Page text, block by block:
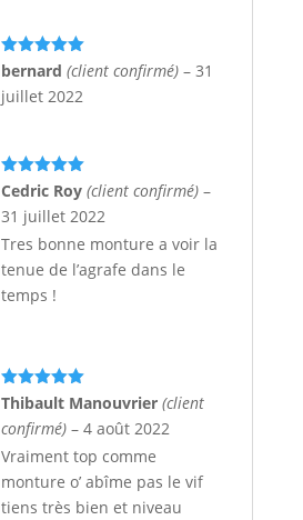
Note5sur
bernard (client confirmé) – 31
juillet 2022
Note5sur
Cedric Roy (client confirmé) –
31 juillet 2022
Tres bonne monture a voir la
tenue de l’agrafe dans le
temps !
Note5sur
Thibault Manouvrier (client
confirmé) – 4 août 2022
Vraiment top comme
monture o’ abîme pas le vif
tiens très bien et niveau